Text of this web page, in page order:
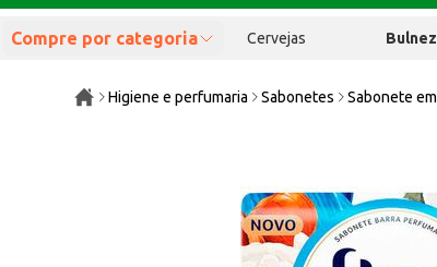
Compre por categoria Cervejas Bulnez
Higiene e perfumaria Sabonetes Sabonete